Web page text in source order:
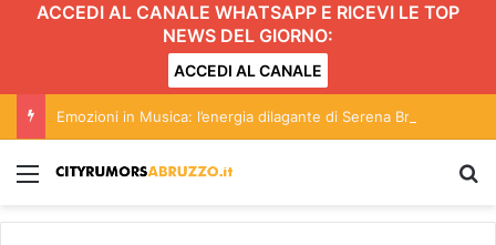
ACCEDI AL CANALE WHATSAPP E RICEVI LE TOP
NEWS DEL GIORNO:
ACCEDI AL CANALE
Menu